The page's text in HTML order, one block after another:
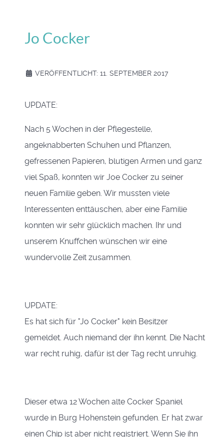
Jo Cocker
VERÖFFENTLICHT: 11. SEPTEMBER 2017
UPDATE:
Nach 5 Wochen in der Pflegestelle,
angeknabberten Schuhen und Pflanzen,
gefressenen Papieren, blutigen Armen und ganz
viel Spaß, konnten wir Joe Cocker zu seiner
neuen Familie geben. Wir mussten viele
Interessenten enttäuschen, aber eine Familie
konnten wir sehr glücklich machen. Ihr und
unserem Knuffchen wünschen wir eine
wundervolle Zeit zusammen.
UPDATE:
Es hat sich für "Jo Cocker" kein Besitzer
gemeldet. Auch niemand der ihn kennt. Die Nacht
war recht ruhig, dafür ist der Tag recht unruhig.
Dieser etwa 12 Wochen alte Cocker Spaniel
wurde in Burg Hohenstein gefunden. Er hat zwar
einen Chip ist aber nicht registriert. Wenn Sie ihn